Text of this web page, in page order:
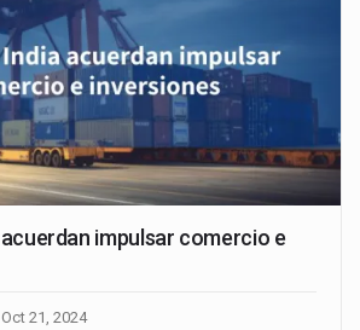
impulsar comercio e
Oct 21, 2024